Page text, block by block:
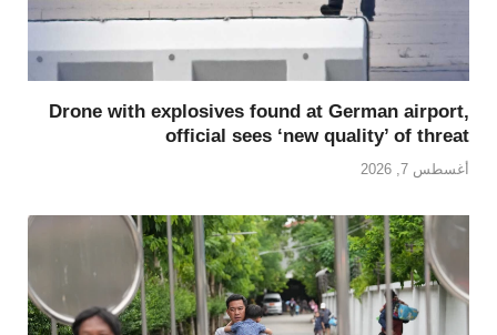
Drone with explosives found at German airport,
official sees ‘new quality’ of threat
أغسطس 7, 2026